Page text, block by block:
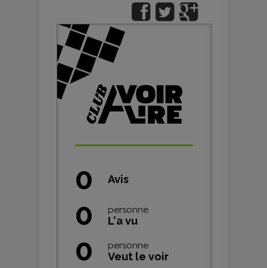
0 Avis
0 personne
L'a vu
0 personne
Veut le voir